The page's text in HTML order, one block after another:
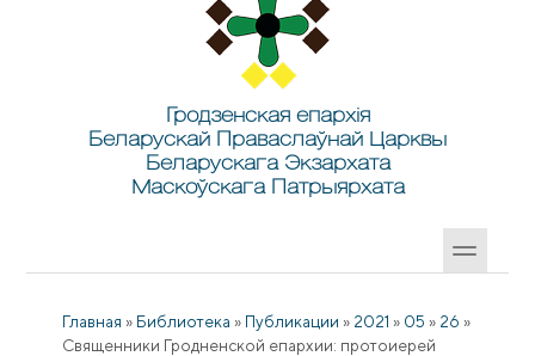
Гродзенская епархія
Беларускай Праваслаўнай Царквы
Беларускага Экзархата
Маскоўскага Патрыярхата
Главная » Библиотека » Публикации » 2021 » 05 » 26 »
Священники Гродненской епархии: протоиерей